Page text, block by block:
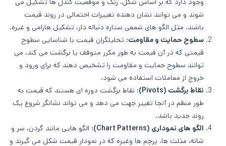
وجود دارد که بر اساس شکل، رنگ و موقعیت کندل ها تشکیل می
شوند و می توانند نشان دهنده تغییرات احتمالی در روند قیمت
باشند. مثل الگو های شمعی ستاره دنباله دار، تشکیل هارامی و غیره.
سطوح حمایت و مقاومت: تحلیلگران قیمت با شناسایی سطوح
قیمتی که در آن قیمت به طور مکرر متوقف یا برگشت می کند، می
توانند سطوح حمایت و مقاومت را تشخیص دهند که برای ورود و
خروج از معاملات استفاده می شود.
نقاط برگشت (Pivots):
نقاط برگشت دوره ای هستند که قیمت به
طور منظم در آنجا تغییر جهت می دهد و می تواند نشانگر شروع یک
روند جدید باشد.
الگو های نموداری (Chart Patterns):
الگو هایی مانند گردن، سر و
شانه، مثلث ها، پرچم ها وغیره که در نمودار قیمت شکل می گیرند و